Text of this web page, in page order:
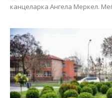
канцеларка Ангела Меркел.